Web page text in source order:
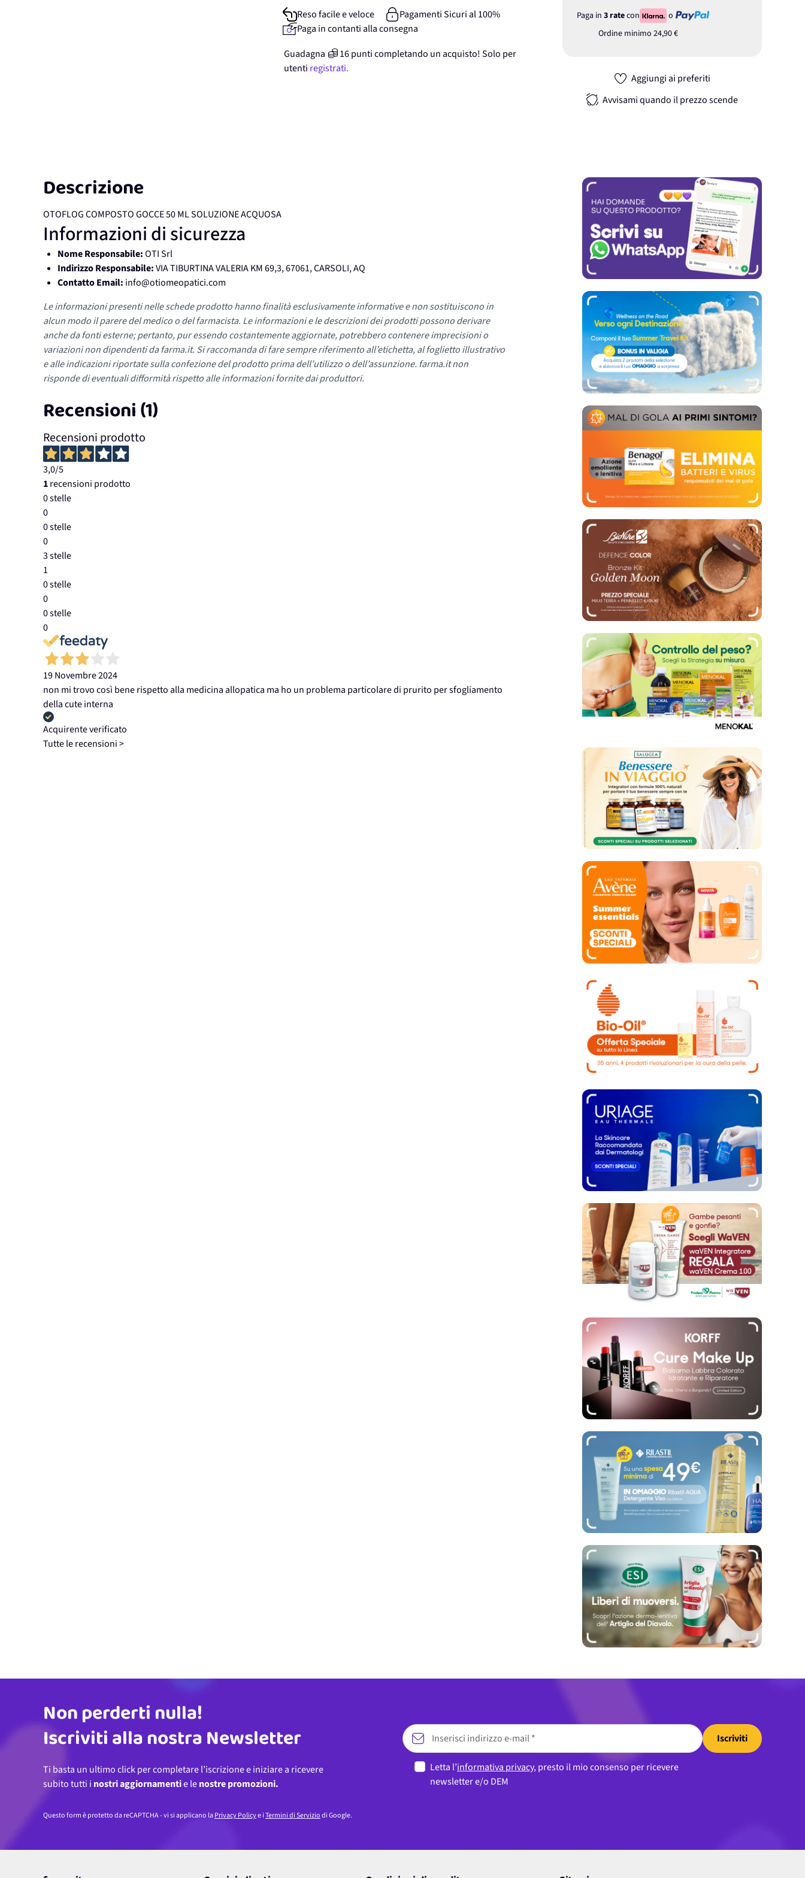
Paga in 3 ratecon
o
Ordine minimo 24,90 €
Aggiungi ai preferiti
Avvisami quando il prezzo scende
Reso facile e veloce
Pagamenti Sicuri al 100%
Paga in contanti alla consegna
Guadagna
16punticompletando un acquisto! Solo per
utenti registrati.
Descrizione
OTOFLOG COMPOSTO GOCCE 50 ML SOLUZIONE ACQUOSA
Informazioni di sicurezza
Nome Responsabile:OTI Srl
Indirizzo Responsabile:VIA TIBURTINA VALERIA KM 69,3, 67061, CARSOLI, AQ
Contatto Email: info@otiomeopatici.com
Le informazioni presenti nelle schede prodotto hanno finalità esclusivamente informative e non sostituiscono in
alcun modo il parere del medico o del farmacista. Le informazioni e le descrizioni dei prodotti possono derivare
anche da fonti esterne; pertanto, pur essendo costantemente aggiornate, potrebbero contenere imprecisioni o
variazioni non dipendenti da farma.it. Si raccomanda di fare sempre riferimento all’etichetta, al foglietto illustrativo
e alle indicazioni riportate sulla confezione del prodotto prima dell’utilizzo o dell’assunzione. farma.it non
risponde di eventuali difformità rispetto alle informazioni fornite dai produttori.
Recensioni (1)
Recensioni prodotto
3,0/5
1recensioni prodotto
0 stelle
0
0 stelle
0
3 stelle
1
0 stelle
0
0 stelle
0
19 Novembre 2024
non mi trovo così bene rispetto alla medicina allopatica ma ho un problema particolare di prurito per sfogliamento
della cute interna
Acquirente verificato
Tutte le recensioni >
Indirizzo email
Non perderti nulla!
Iscriviti alla nostra Newsletter
subito tutti inostri aggiornamentie lenostre promozioni.